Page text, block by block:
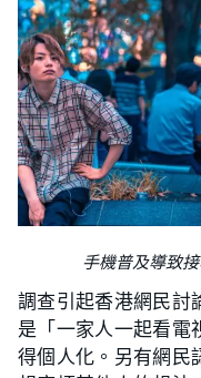
手機普及導致
調查引起香港網民討
是「一家人一起看電
得個人化。另有網民